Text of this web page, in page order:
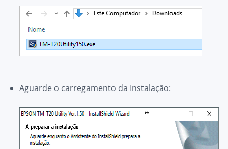
Aguarde o carregamento da Instalação: